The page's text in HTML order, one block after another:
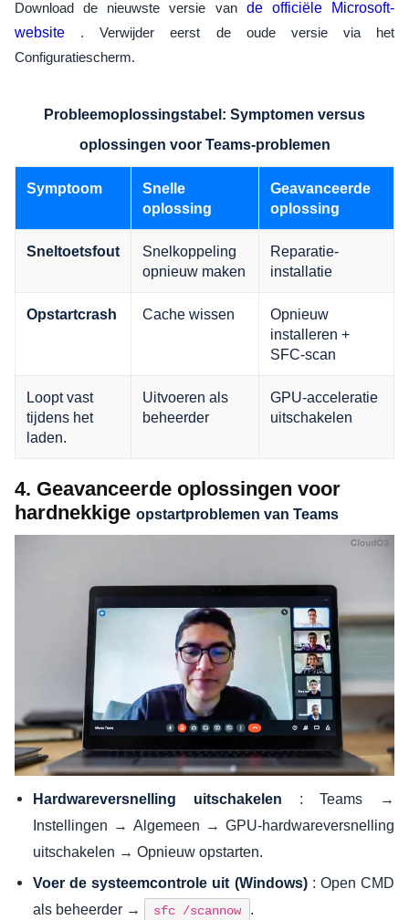
Download de nieuwste versie van de officiële Microsoft-
website . Verwijder eerst de oude versie via het
Configuratiescherm.
Probleemoplossingstabel: Symptomen versus
oplossingen voor Teams-problemen
Symptoom
Snelle
oplossing
Geavanceerde
oplossing
Sneltoetsfout
Snelkoppeling
opnieuw maken
Reparatie-
installatie
Opstartcrash Cache wissen
Opnieuw
installeren +
SFC-scan
Loopt vast
tijdens het
laden.
Uitvoeren als
beheerder
GPU-acceleratie
uitschakelen
4. Geavanceerde oplossingen voor
hardnekkige opstartproblemen van Teams
Hardwareversnelling uitschakelen : Teams →
Instellingen → Algemeen → GPU-hardwareversnelling
uitschakelen → Opnieuw opstarten.
Voer de systeemcontrole uit (Windows): Open CMD
als beheerder →
sfc /scannow .